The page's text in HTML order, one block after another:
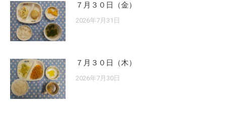
７月３０日（金）
2026年7月31日
７月３０日（木）
2026年7月30日